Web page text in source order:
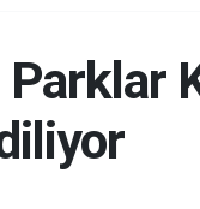
Parklar